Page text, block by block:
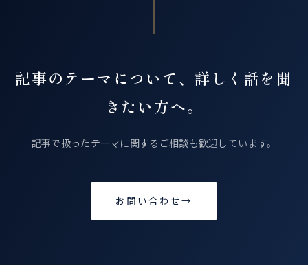
記事のテーマについて、詳しく話を聞
きたい方へ。
記事で扱ったテーマに関するご相談も歓迎しています。
お問い合わせ→